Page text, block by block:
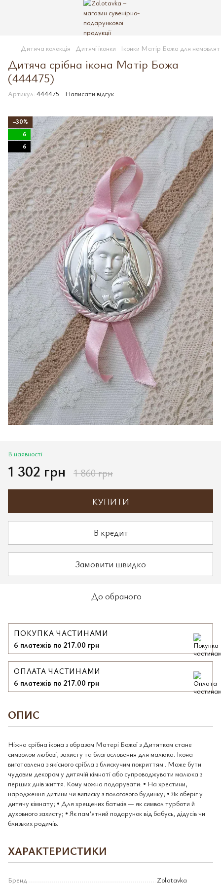
Дитяча колекція Дитячі іконки Іконки Матір Божа для немовлят
Дитяча срібна ікона Матір Божа
(444475)
Артикул: 444475 Написати відгук
−30%
6
6
В наявності
1 302 грн 1 860 грн
КУПИТИ
В кредит
Замовити швидко
До обраного
ПОКУПКА ЧАСТИНАМИ
6 платежів по 217.00 грн
ОПЛАТА ЧАСТИНАМИ
6 платежів по 217.00 грн
ОПИС
Ніжна срібна ікона з образом Матері Божої з Дитятком стане
символом любові, захисту та благословення для малюка. Ікона
виготовлена з якісного срібла з блискучим покриттям . Може бути
чудовим декором у дитячій кімнаті або супроводжувати малюка з
перших днів життя. Кому можна подарувати: • На хрестини,
народження дитини чи виписку з пологового будинку; • Як оберіг у
дитячу кімнату; • Для хрещених батьків — як символ турботи й
духовного захисту; • Як пам’ятний подарунок від бабусь, дідусів чи
близьких родичів.
ХАРАКТЕРИСТИКИ
Бренд Zolotavka